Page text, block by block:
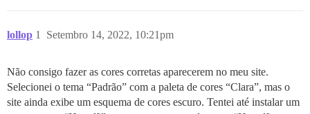
lollop Setembro 14, 2022, 10:21pm
1
Não consigo fazer as cores corretas aparecerem no meu site.
Selecionei o tema “Padrão” com a paleta de cores “Clara”, mas o
site ainda exibe um esquema de cores escuro. Tentei até instalar um